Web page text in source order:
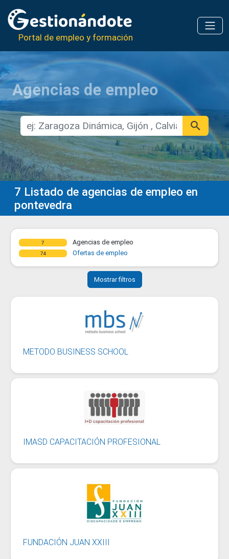
Portal de empleo y formación
Agencias de empleo
7 Listado de agencias de empleo en
pontevedra
7 Agencias de empleo
74 Ofertas de empleo
Mostrar filtros
METODO BUSINESS SCHOOL
IMASD CAPACITACIÓN PROFESIONAL
FUNDACIÓN JUAN XXIII